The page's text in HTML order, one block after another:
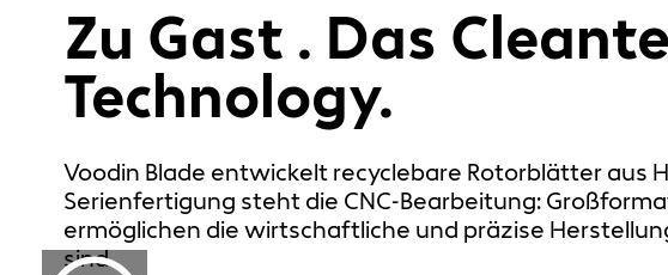
Zu Gast . Das
Technology.
Voodin Blade entwickelt recyclebare Rotorblätter aus
Serienfertigung steht die CNC‑Bearbeitung:
ermöglichen die wirtschaftliche und präzise
sind.